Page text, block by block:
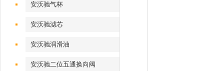
安沃驰气杯
安沃驰滤芯
安沃驰润滑油
安沃驰二位五通换向阀